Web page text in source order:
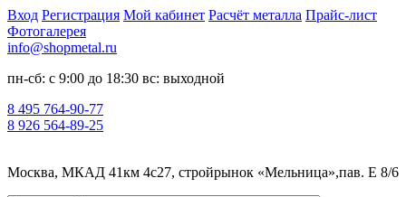
Вход Регистрация Мой кабинет Расчёт металла Прайс-лист
Фотогалерея
info@shopmetal.ru
пн-сб: с 9:00 до 18:30 вс: выходной
8 495 764-90-77
8 926 564-89-25
Москва, МКАД 41км 4с27, стройрынок «Мельница»,пав. Е 8/6